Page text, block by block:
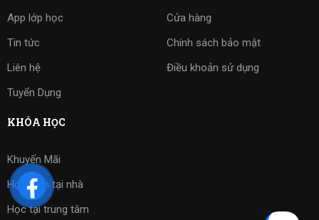
App lớp học
Tin tức
Liên hệ
Tuyển Dụng
Cửa hàng
Chính sách bảo mật
Điều khoản sử dụng
KHÓA HỌC
Khuyến Mãi
Học kèm tại nhà
Học tại trung tâm